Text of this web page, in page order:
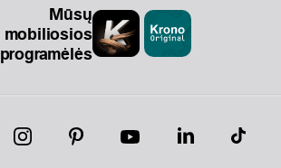
Mūsų
mobiliosios
programėlės